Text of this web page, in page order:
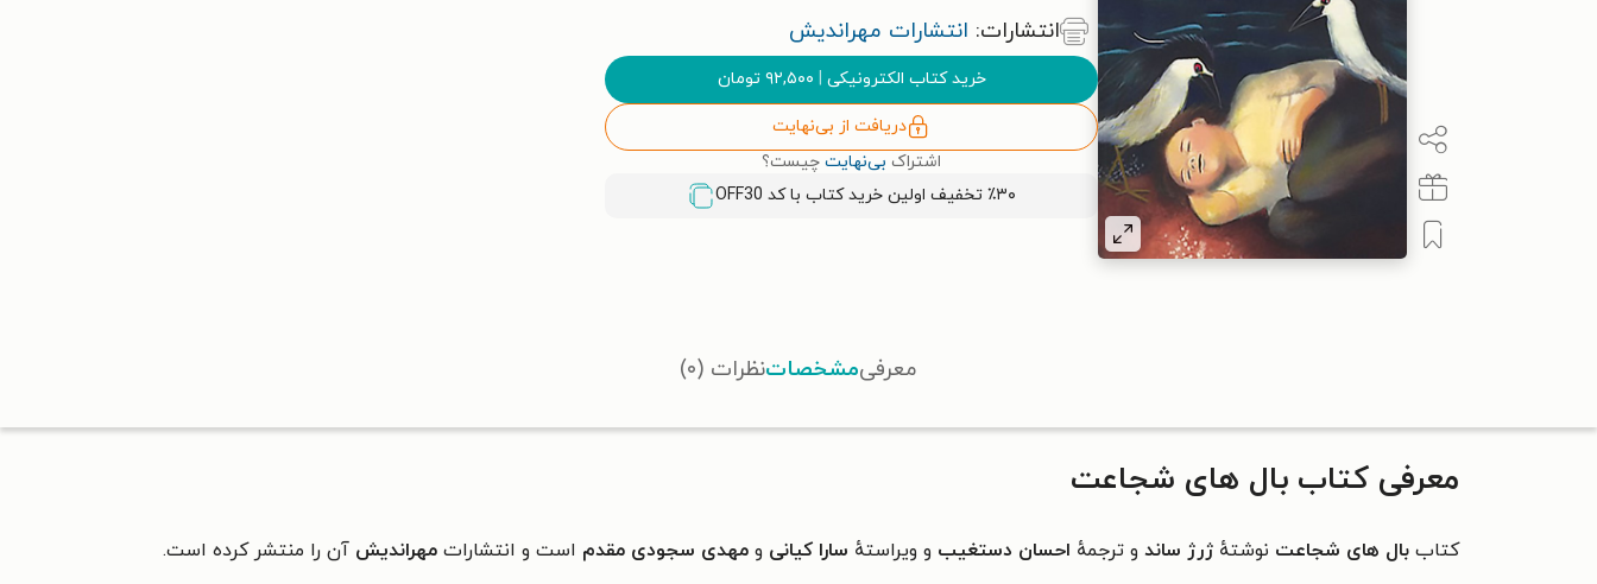
انتشارات: انتشارات مهراندیش
خرید کتاب الکترونیکی | ۹۲,۵۰۰ تومان
دریافت از بی‌نهایت
اشتراک بی‌نهایت چیست؟
٪۳۰ تخفیف اولین خرید کتاب با کد
OFF30
معرفیمشخصاتنظرات (۰)
معرفی کتاب بال های شجاعت
کتاب بال های شجاعت نوشتهٔ ژرژ ساند و ترجمهٔ احسان دستغیب و ویراستهٔ سارا کیانی و مهدی سجودی مقدم است و انتشارات مهراندیش آن را منتشر کرده است.